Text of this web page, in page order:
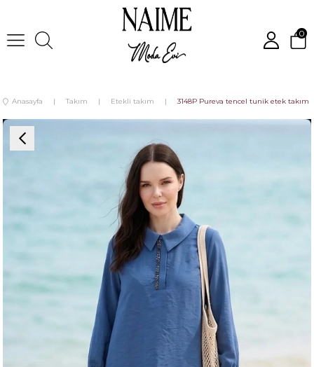
0
Anasayfa Takım Etekli takım 3148P Pureva tencel tunik etek takım